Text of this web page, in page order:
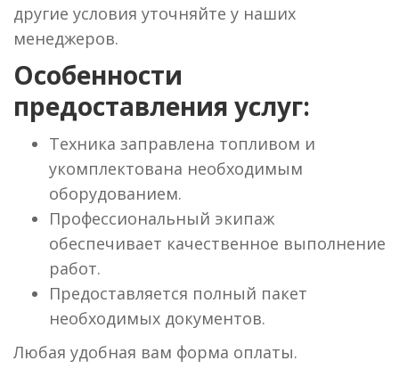
другие условия уточняйте у наших
менеджеров.
Особенности
предоставления услуг:
Техника заправлена топливом и
укомплектована необходимым
оборудованием.
Профессиональный экипаж
обеспечивает качественное выполнение
работ.
Предоставляется полный пакет
необходимых документов.
Любая удобная вам форма оплаты.